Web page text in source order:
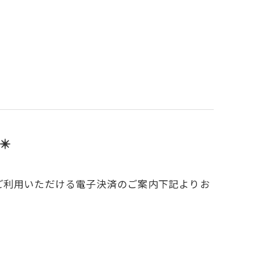
用いただける電子決済のご案内下記よりお